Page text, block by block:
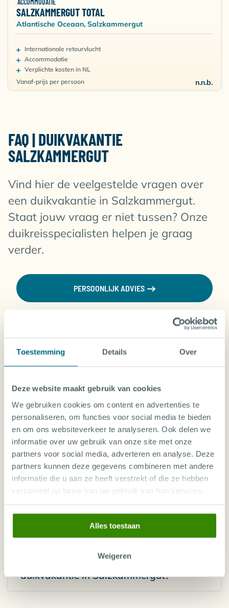
Toestemming Details Over
Deze website maakt gebruik van cookies
We gebruiken cookies om content en advertenties te
personaliseren, om functies voor social media te bieden
en om ons websiteverkeer te analyseren. Ook delen we
informatie over uw gebruik van onze site met onze
partners voor social media, adverteren en analyse. Deze
partners kunnen deze gegevens combineren met andere
informatie die u aan ze heeft verstrekt of die ze hebben
verzameld op basis van uw gebruik van hun services.
Alles toestaan
Weigeren
mogelijkheden omdat er in vele verschillende meren
en rivieren gedoken kan worden. Het landschap
waaronder de Attersee, Wolfgangsee en de
Hallstatter See, maar ook rivier de Traun mag zeker
niet worden vergeten.
Deze rivier met uitstekend zicht en een overvloed aan
ACCOMMODATIE
SALZKAMMERGUT TOTAL
Atlantische Oceaan, Salzkammergut
Internationale retourvlucht
Accommodatie
Verplichte kosten in NL
Vanaf-prijs per persoon
n.n.b.
FAQ | DUIKVAKANTIE
SALZKAMMERGUT
Vind hier de veelgestelde vragen over
een duikvakantie in Salzkammergut.
Staat jouw vraag er niet tussen? Onze
duikreisspecialisten helpen je graag
verder.
PERSOONLIJK ADVIES
Hoelang is het vliegen naar
Salzkammergut?
Kun je ook leren duiken in
Salzkammergut?
Is Salzkammergut ook leuk als je niet
duikt?
Salzkammergut?
Wat is de beste reistijd voor een
duikvakantie in Salzkammergut?